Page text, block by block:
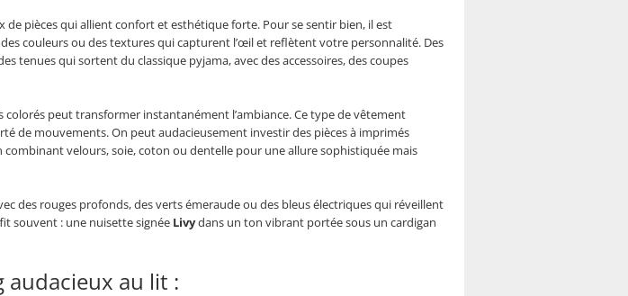
pièces qui allient confort et esthétique forte. Pour se sentir bien, il est
couleurs ou des textures qui capturent l’œil et reflètent votre personnalité. Des
tenues qui sortent du classique pyjama, avec des accessoires, des coupes
peut transformer instantanément l’ambiance. Ce type de vêtement
de mouvements. On peut audacieusement investir des pièces à imprimés
velours, soie, coton ou dentelle pour une allure sophistiquée mais
des rouges profonds, des verts émeraude ou des bleus électriques qui réveillent
souvent : une nuisette signée Livydans un ton vibrant portée sous un cardigan
audacieux au lit :